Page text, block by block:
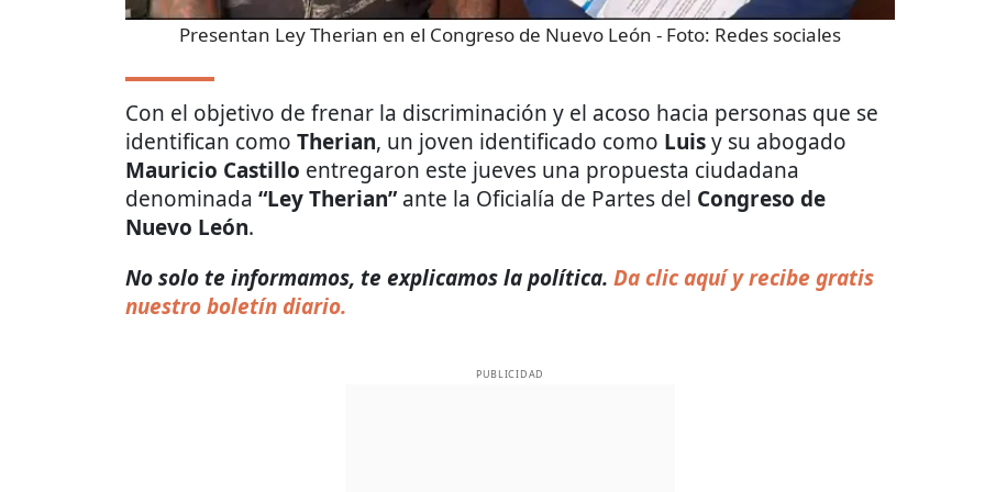
Presentan Ley Therian en el Congreso de Nuevo León - Foto: Redes sociales
Con el objetivo de frenar la discriminación y el acoso hacia personas que se
identifican como Therian, un joven identificado como Luisy su abogado
Mauricio Castillo entregaron este jueves una propuesta ciudadana
denominada “Ley Therian”ante la Oficialía de Partes del Congreso de
Nuevo León.
No solo te informamos, te explicamos la política. Da clic aquí y recibe gratis
nuestro boletín diario.
PUBLICIDAD